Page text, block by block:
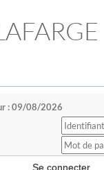
: 09/08/2026